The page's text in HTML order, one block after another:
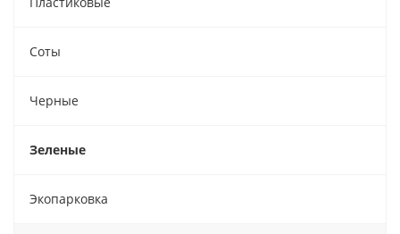
Соты
Черные
Зеленые
Экопарковка